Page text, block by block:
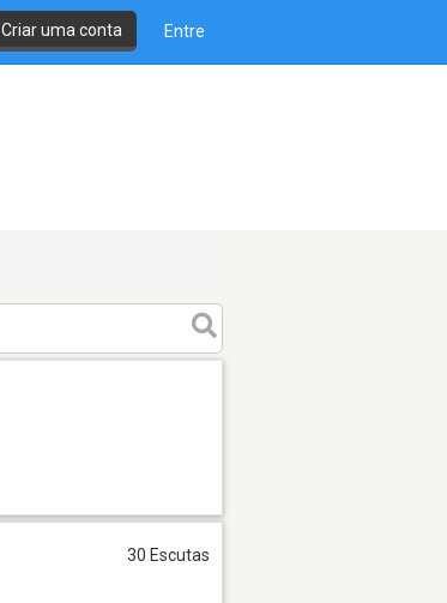
Criar uma conta Entre
30 Escutas